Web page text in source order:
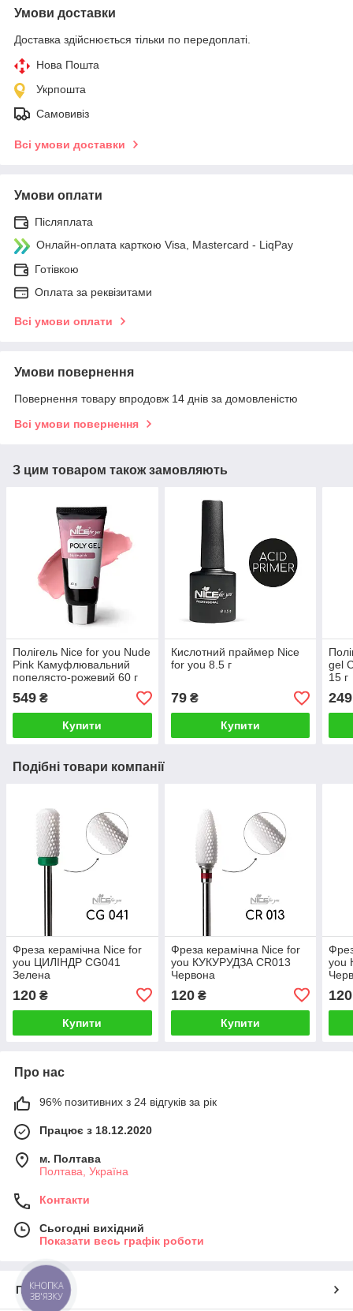
Умови доставки
Доставка здійснюється тільки по передоплаті.
Нова Пошта
Укрпошта
Самовивіз
Всі умови доставки
Умови оплати
Післяплата
Онлайн-оплата карткою Visa, Mastercard - LiqPay
Готівкою
Оплата за реквізитами
Всі умови оплати
Умови повернення
Повернення товару впродовж 14 днів за домовленістю
Всі умови повернення
З цим товаром також замовляють
Полігель Nice for you Nude
Pink Камуфлювальний
попелясто-рожевий 60 г
549 ₴
Купити
Кислотний праймер Nice
for you 8.5 г
79₴
Купити
gel
15 г
249
Подібні товари компанії
Фреза керамічна Nice for
you ЦИЛІНДР CG041
Зелена
120 ₴
Купити
Фреза керамічна Nice for
you КУКУРУДЗА CR013
Червона
120₴
Купити
you
120
Про нас
96% позитивних з 24 відгуків за рік
Працює з 18.12.2020
м. Полтава
Полтава, Україна
Контакти
Сьогодні вихідний
Показати весь графік роботи
Про нас
КНОПКА
ЗВ'ЯЗКУ